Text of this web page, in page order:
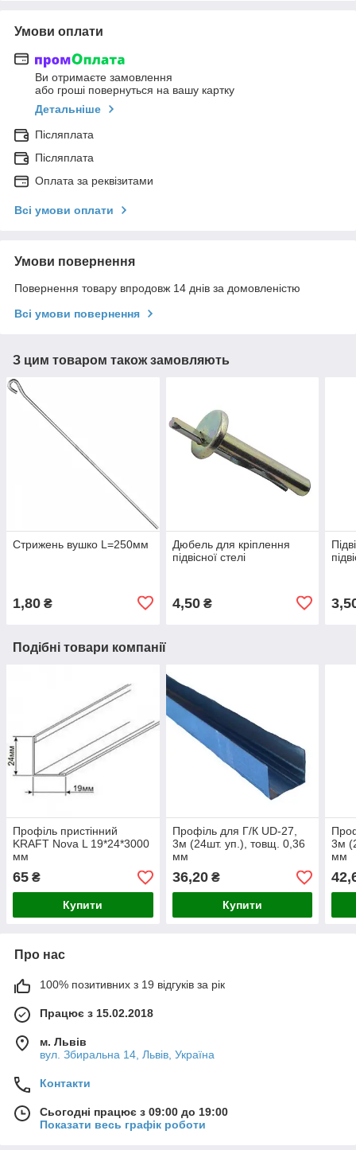
Умови оплати
Ви отримаєте замовлення
або гроші повернуться на вашу картку
Детальніше
Післяплата
Післяплата
Оплата за реквізитами
Всі умови оплати
Умови повернення
Повернення товару впродовж 14 днів за домовленістю
Всі умови повернення
З цим товаром також замовляють
Стрижень вушко L=250мм
1,80 ₴
Дюбель для кріплення
підвісної стелі
4,50₴
Подібні товари компанії
Профіль пристінний
KRAFT Nova L 19*24*3000
мм
65 ₴
Купити
Профіль для Г/К UD-27,
3м (24шт. уп.), товщ. 0,36
мм
36,20₴
Купити
3м
мм
Про нас
100% позитивних з 19 відгуків за рік
Працює з 15.02.2018
м. Львів
вул. Збиральна 14, Львів, Україна
Контакти
Сьогодні працює з 09:00 до 19:00
Показати весь графік роботи